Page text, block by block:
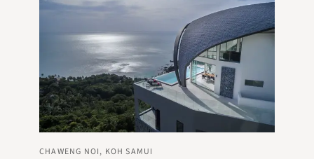
CHAWENG NOI, KOH SAMUI